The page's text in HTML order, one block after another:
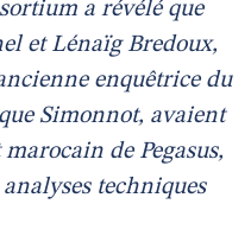
a révélé que
et Lénaïg Bredoux,
enquêtrice du
Simonnot, avaient
de Pegasus,
techniques